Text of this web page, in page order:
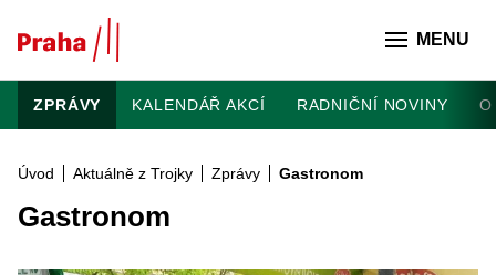
MENU
ZPRÁVY KALENDÁŘ AKCÍ RADNIČNÍ NOVINY O
Úvod Aktuálně z Trojky Zprávy Gastronom
Gastronom